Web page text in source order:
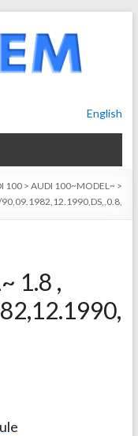
English
100 >AUDI 100~MODEL~ >
1.8 ,